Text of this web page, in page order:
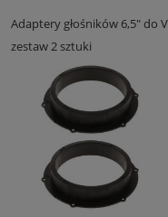
Adaptery głośników 6,5" do
zestaw 2 sztuki